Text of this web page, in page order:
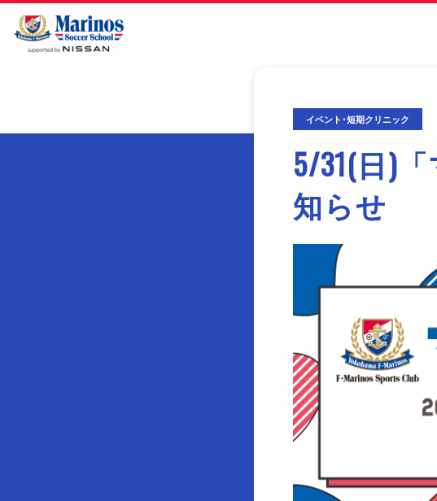
イベント･短期クリニック
5/31(日)
知らせ